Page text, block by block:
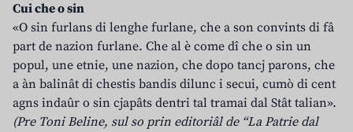
Cui che o sin
«O sin furlans di lenghe furlane, che a son convints di fâ
part de nazion furlane. Che al è come dî che o sin un
popul, une etnie, une nazion, che dopo tancj parons, che
a àn balinât di chestis bandis dilunc i secui, cumò di cent
agns indaûr o sin cjapâts dentri tal tramai dal Stât talian».
(Pre Toni Beline, sul so prin editoriâl de “La Patrie dal